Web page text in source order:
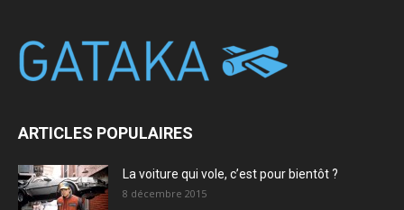
ARTICLES POPULAIRES
La voiture qui vole, c’est pour bientôt ?
8 décembre 2015